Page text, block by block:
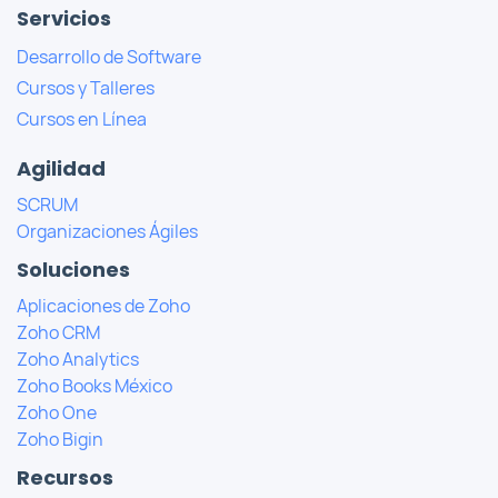
Servicios
Desarrollo de Software
Cursos y Talleres
Cursos en Línea
Agilidad
SCRUM
Organizaciones Ágiles
Soluciones
Aplicaciones de Zoho
Zoho CRM
Zoho Analytics
Zoho Books México
Zoho One
Zoho Bigin
Recursos